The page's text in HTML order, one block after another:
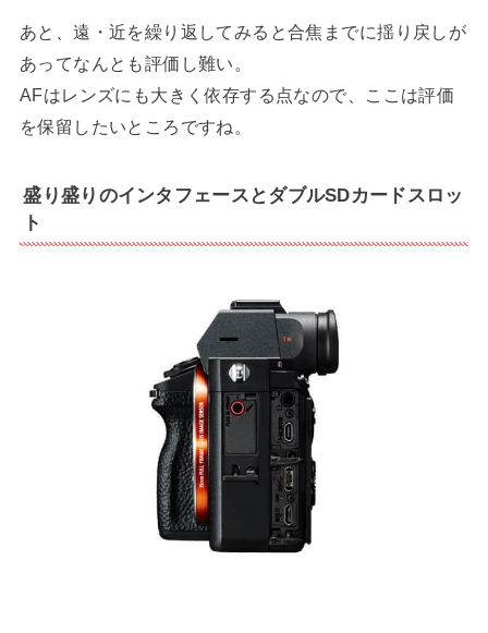
あと、遠・近を繰り返してみると合焦までに揺り戻しが
あってなんとも評価し難い。
AFはレンズにも大きく依存する点なので、ここは評価
を保留したいところですね。
盛り盛りのインタフェースとダブルSDカードスロッ
ト